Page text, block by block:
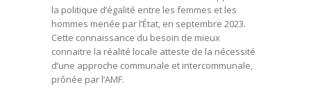
la politique d’égalité entre les femmes et les
hommes menée par l’État, en septembre 2023.
Cette connaissance du besoin de mieux
connaitre la réalité locale atteste de la nécessité
d’une approche communale et intercommunale,
prônée par l’AMF.